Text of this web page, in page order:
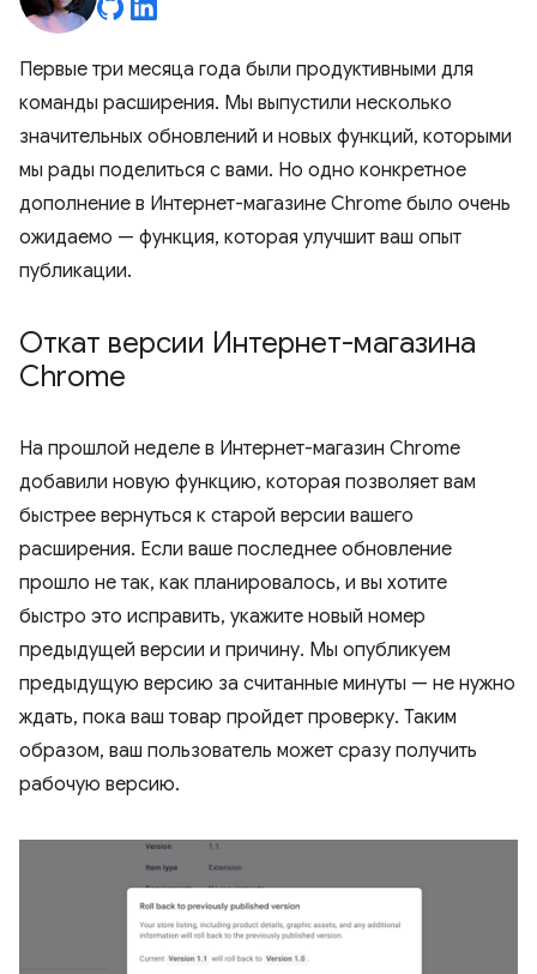
Первые три месяца года были продуктивными для
команды расширения. Мы выпустили несколько
значительных обновлений и новых функций, которыми
мы рады поделиться с вами. Но одно конкретное
дополнение в Интернет-магазине Chrome было очень
ожидаемо — функция, которая улучшит ваш опыт
публикации.
Откат версии Интернет-магазина
Chrome
На прошлой неделе в Интернет-магазин Chrome
добавили новую функцию, которая позволяет вам
быстрее вернуться к старой версии вашего
расширения. Если ваше последнее обновление
прошло не так, как планировалось, и вы хотите
быстро это исправить, укажите новый номер
предыдущей версии и причину. Мы опубликуем
предыдущую версию за считанные минуты — не нужно
ждать, пока ваш товар пройдет проверку. Таким
образом, ваш пользователь может сразу получить
рабочую версию.